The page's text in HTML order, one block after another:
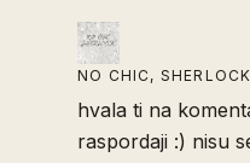
NO CHIC,
hvala ti na
raspordaji :) nisu